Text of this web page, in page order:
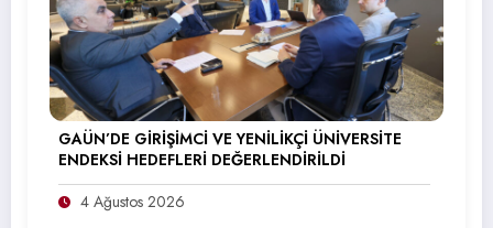
GAÜN’DE GİRİŞİMCİ VE YENİLİKÇİ ÜNİVERSİTE
ENDEKSİ HEDEFLERİ DEĞERLENDİRİLDİ
4 Ağustos 2026